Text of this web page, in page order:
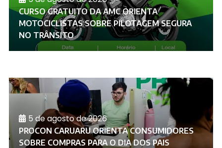
CURSO GRATUITO DA AMC ORIENTA
MOTOCICLISTAS SOBRE PILOTAGEM SEGURA
NO TRÂNSITO
5 de agosto de 2026
PROCON CARUARU ORIENTA CONSUMIDORES
SOBRE COMPRAS PARA O DIA DOS PAIS